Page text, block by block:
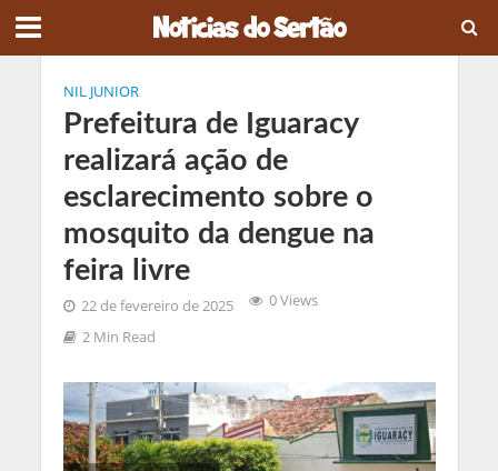
NIL JUNIOR
Prefeitura de Iguaracy
realizará ação de
esclarecimento sobre o
mosquito da dengue na
feira livre
22 de fevereiro de 2025
0 Views
2 Min Read